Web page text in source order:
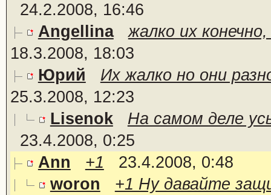
24.2.2008, 16:46
Angellina
жалко их
18.3.2008, 18:03
Юрий
Их жалко но они
25.3.2008, 12:23
Lisenok
На самом деле
23.4.2008, 0:25
Ann
+1
23.4.2008, 0:48
woron
+1 Ну давайте